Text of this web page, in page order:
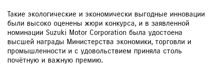
Такие экологические и экономически выгодные инновации
были высоко оценены жюри конкурса, и в заявленной
номинации Suzuki Motor Corporation была удостоена
высшей награды Министерства экономики, торговли и
промышленности и с удовольствием приняла столь
почётную и важную премию.